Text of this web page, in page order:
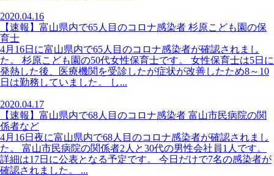
2020.04.16
【速報】富山県内で65人目のコロナ感染者 杉原こども園の保
育士
4月16日に富山県内で65人目のコロナ感染者が確認されまし
た。 杉原こども園の50代女性保育士です。 女性保育士は5日に
発熱した後、医療機関を受診したが症状が改善したため8～10
日は勤務していました。 し...
2020.04.17
【速報】富山県内で68人目のコロナ感染者 富山市民病院の関
係者など
4月16日夜に富山県内で68人目のコロナ感染者が確認されまし
た。 富山市民病院の関係者2人と30代の男性会社員1人です。
詳細は17日に公表となる予定です。 今日だけで7名の感染者が
確認されました。 ...